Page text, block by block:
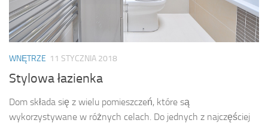
WNĘTRZE 11 STYCZNIA 2018
Stylowa łazienka
Dom składa się z wielu pomieszczeń, które są
wykorzystywane w różnych celach. Do jednych z najczęściej